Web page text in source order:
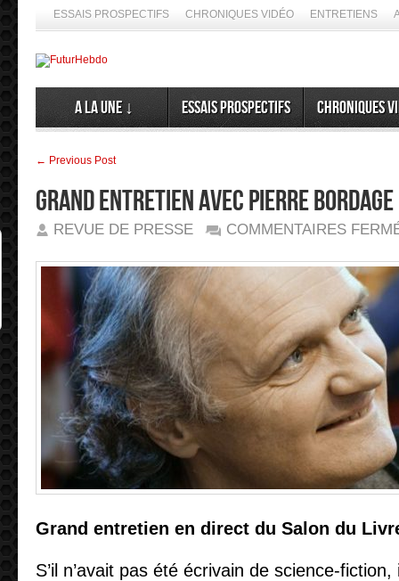
ESSAIS PROSPECTIFS CHRONIQUES VIDÉO ENTRETIENS
A la Une ↓ Essais prospectifs Chroniques
← Previous Post
Grand entretien avec Pierre
REVUE DE PRESSE COMMENTAIRES
Grand entretien en direct du Salon du
S’il n’avait pas été écrivain de science-